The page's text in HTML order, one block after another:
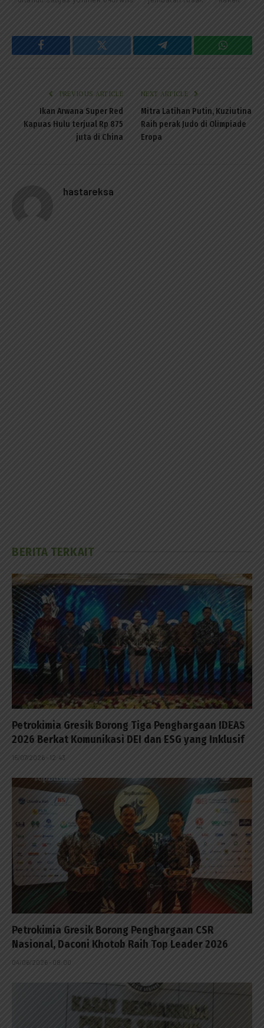
Facebook Twitter Telegram
PREVIOUS ARTICLE
Ikan Arwana Super Red
Kapuas Hulu terjual Rp 875
juta di China
NEXT ARTICLE
Mitra Latihan Putin, Kuziutina
Raih perak Judo di Olimpiade
Eropa
hastareksa
BERITA TERKAIT
Petrokimia Gresik Borong Tiga Penghargaan IDEAS
2026 Berkat Komunikasi DEI dan ESG yang Inklusif
15/07/2026 - 12:43
Petrokimia Gresik Borong Penghargaan CSR
Nasional, Daconi Khotob Raih Top Leader 2026
04/06/2026 - 08:00